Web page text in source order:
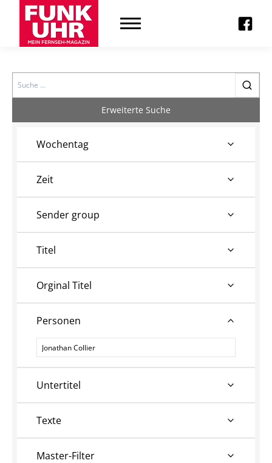
Search
Erweiterte Suche
Wochentag
Zeit
Sender group
Titel
Orginal Titel
Personen
Personen
Untertitel
Texte
Master-Filter